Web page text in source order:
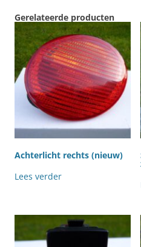
Gerelateerde producten
Achterlicht rechts (nieuw)
Lees verder